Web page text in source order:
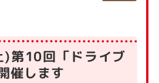
第10回「ドライブ
催します